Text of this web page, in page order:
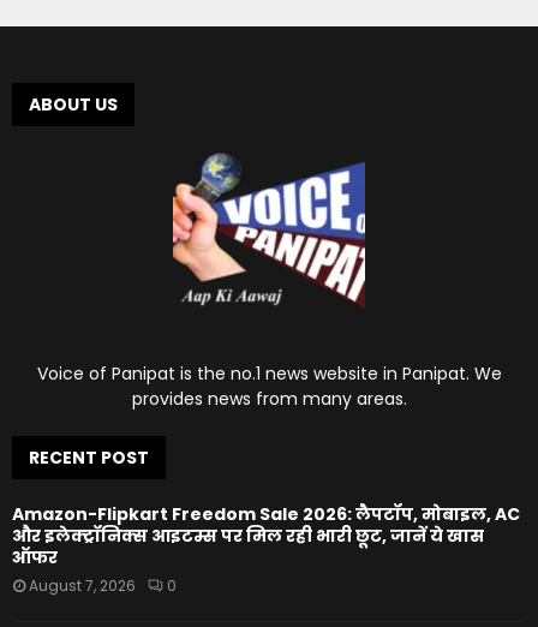
ABOUT US
Voice of Panipat is the no.1 news website in Panipat. We
provides news from many areas.
RECENT POST
Amazon-Flipkart Freedom Sale 2026: लैपटॉप, मोबाइल, AC
और इलेक्ट्रॉनिक्स आइटम्स पर मिल रही भारी छूट, जानें ये खास
ऑफर
August 7, 2026 0